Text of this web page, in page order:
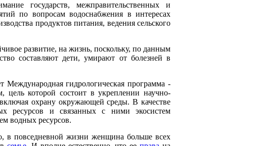
государств, межправительственных и
по вопросам водоснабжения в интересах
продуктов питания, ведения сельского
развитие, на жизнь, поскольку, по данным
составляют дети, умирают от болезней в
Международная гидрологическая программа -
которой состоит в укреплении научно-
охрану окружающей среды. В качестве
ресурсов и связанных с ними экосистем
водных ресурсов.
в повседневной жизни женщина больше всех